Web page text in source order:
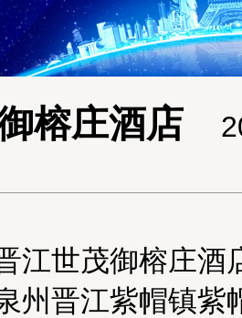
榕庄酒店
江世茂御榕庄酒
州晋江紫帽镇紫